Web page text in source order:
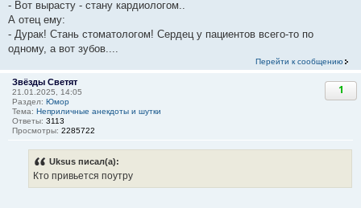
- Вот вырасту - стану кардиологом..
А отец ему:
- Дурак! Стань стоматологом! Сердец у пациентов всего-то по
одному, а вот зубов....
Перейти к сообщению
Звёзды Светят
21.01.2025, 14:05
Раздел: Юмор
Тема: Неприличные анекдоты и шутки
Ответы: 3113
Просмотры: 2285722
1
Uksus писал(а):
Кто привьется поутру